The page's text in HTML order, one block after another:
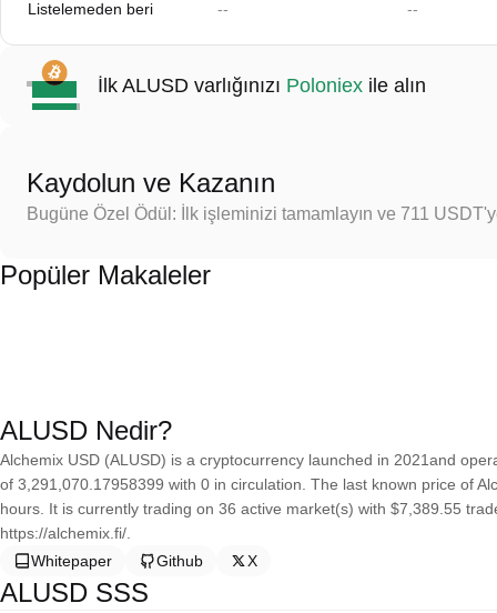
Listelemeden beri -- --
İlk ALUSD varlığınızı Poloniex ile alın
Kaydolun ve Kazanın
Bugüne Özel Ödül: İlk işleminizi tamamlayın ve 711
Popüler Makaleler
ALUSD Nedir?
Alchemix USD (ALUSD) is a cryptocurrency launched in 2021and
of 3,291,070.17958399 with 0 in circulation. The last known price of
hours. It is currently trading on 36 active market(s) with $7,389.55
https://alchemix.fi/.
Whitepaper
Github X
ALUSD SSS